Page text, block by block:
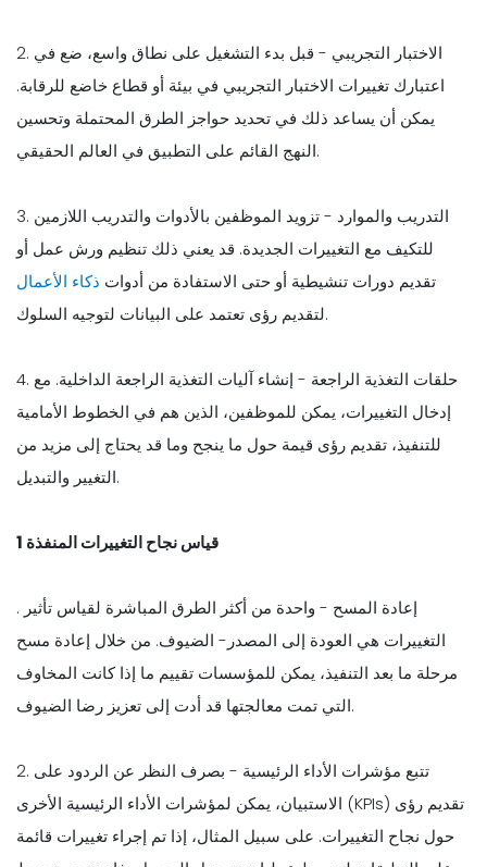
2. الاختبار التجريبي - قبل بدء التشغيل على نطاق واسع، ضع في
اعتبارك تغييرات الاختبار التجريبي في بيئة أو قطاع خاضع للرقابة.
يمكن أن يساعد ذلك في تحديد حواجز الطرق المحتملة وتحسين
النهج القائم على التطبيق في العالم الحقيقي.
3. التدريب والموارد - تزويد الموظفين بالأدوات والتدريب اللازمين
للتكيف مع التغييرات الجديدة. قد يعني ذلك تنظيم ورش عمل أو
تقديم دورات تنشيطية أو حتى الاستفادة من أدوات ذكاء الأعمال
لتقديم رؤى تعتمد على البيانات لتوجيه السلوك.
4. حلقات التغذية الراجعة - إنشاء آليات التغذية الراجعة الداخلية. مع
إدخال التغييرات، يمكن للموظفين، الذين هم في الخطوط الأمامية
للتنفيذ، تقديم رؤى قيمة حول ما ينجح وما قد يحتاج إلى مزيد من
التغيير والتبديل.
قياس نجاح التغييرات المنفذة 1
. إعادة المسح - واحدة من أكثر الطرق المباشرة لقياس تأثير
التغييرات هي العودة إلى المصدر- الضيوف. من خلال إعادة مسح
مرحلة ما بعد التنفيذ، يمكن للمؤسسات تقييم ما إذا كانت المخاوف
التي تمت معالجتها قد أدت إلى تعزيز رضا الضيوف.
2. تتبع مؤشرات الأداء الرئيسية - بصرف النظر عن الردود على
الاستبيان، يمكن لمؤشرات الأداء الرئيسية الأخرى (KPIs) تقديم رؤى
حول نجاح التغييرات. على سبيل المثال، إذا تم إجراء تغييرات قائمة